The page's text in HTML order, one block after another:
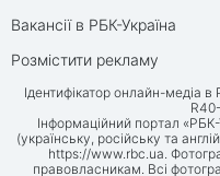
Вакансії в РБК-Україна
Розмістити рекламу
Ідентифікатор онлайн-медіа в
Інформаційний портал
(українську, російську та
https://www.rbc.ua.
правовласникам. Всі